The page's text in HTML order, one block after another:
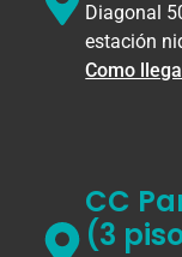
Diagonal
estación
Como
CC
(3